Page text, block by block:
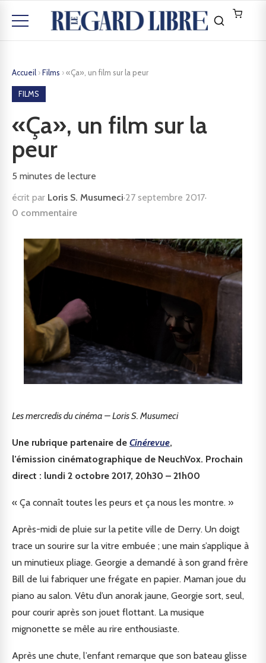
Accueil ›Films ›«Ça», un film sur la peur
FILMS
«Ça», un film sur la
peur
5 minutes de lecture
écrit par Loris S. Musumeci·27 septembre 2017·
0 commentaire
Les mercredis du cinéma – Loris S. Musumeci
Une rubrique partenaire de Cinérevue,
l’émission cinématographique de NeuchVox. Prochain
direct : lundi 2 octobre 2017, 20h30 – 21h00
« Ça connaît toutes les peurs et ça nous les montre. »
Après-midi de pluie sur la petite ville de Derry. Un doigt
trace un sourire sur la vitre embuée ; une main s’applique à
un minutieux pliage. Georgie a demandé à son grand frère
Bill de lui fabriquer une frégate en papier. Maman joue du
piano au salon. Vêtu d’un anorak jaune, Georgie sort, seul,
pour courir après son jouet flottant. La musique
mignonette se mêle au rire enthousiaste.
Après une chute, l’enfant remarque que son bateau glisse